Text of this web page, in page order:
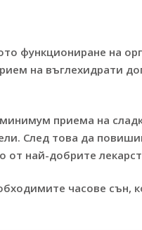
функциониране на
на въглехидрати
приема на
След това да
от най-добрите
часове сън,